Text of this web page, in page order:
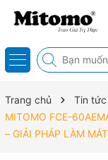
Trang chủ Tin
MITOMO FCE-
– GIẢI PHÁP LÀM